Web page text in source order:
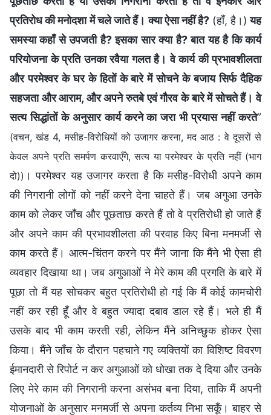
प्रतिरोध की मनोदशा में चले जाते हैं। क्या ऐसा नहीं है? (हाँ, है।) यह
समस्या कहाँ से उपजती है? इसका सार क्या है? बात यह है कि कार्य
परियोजना के प्रति उनका रवैया गलत है। वे कार्य की प्रभावशीलता
और परमेश्वर के घर के हितों के बारे में सोचने के बजाय सिर्फ दैहिक
सहजता और आराम, और अपने रुतबे एवं गौरव के बारे में सोचते हैं। वे
सत्य सिद्धांतों के अनुसार कार्य करने का जरा भी प्रयास नहीं करते”
(वचन, खंड 4, मसीह-विरोधियों को उजागर करना, मद आठ : वे दूसरों से
केवल अपने प्रति समर्पण करवाएँगे, सत्य या परमेश्वर के प्रति नहीं (भाग
दो)) । परमेश्वर यह उजागर करता है कि मसीह-विरोधी अपने काम
की निगरानी लोगों को नहीं करने देना चाहते हैं। जब अगुआ उनके
काम को लेकर जाँच और पूछताछ करते हैं तो वे प्रतिरोधी हो जाते हैं
और अपने काम की प्रभावशीलता की परवाह किए बिना मनमर्जी से
काम करते हैं। आत्म-चिंतन करने पर मैंने जाना कि मैंने भी ऐसा ही
व्यवहार दिखाया था। जब अगुआओं ने मेरे काम की प्रगति के बारे में
पूछा तो मैं यह सोचकर बहुत प्रतिरोधी हो गई कि मैं कोई कामचोरी
नहीं कर रही हूँ और वे बहुत ज्यादा दबाव डाल रहे हैं। भले ही मैं
उसके बाद भी काम करती रही, लेकिन मैंने अनिच्छुक होकर ऐसा
किया। मैंने जाँच के दौरान पहचाने गए व्यक्तियों का विशिष्ट विवरण
ईमानदारी से रिपोर्ट न कर अगुआओं को धोखा तक दे दिया और उनके
लिए मेरे काम की निगरानी करना असंभव बना दिया, ताकि मैं अपनी
योजनाओं के अनुसार मनमर्जी से अपना कर्तव्य निभा सकूँ। बाहर से